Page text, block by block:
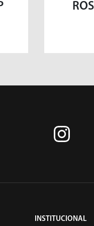
INSTITUCIONAL